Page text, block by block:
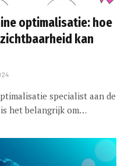
optimalisatie: hoe
kan
specialist aan de
is het belangrijk om…